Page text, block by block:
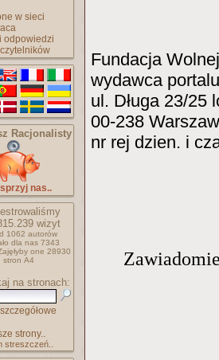
w sieci
odpowiedzi
Racjonalisty
nas..
wizyt
1062 autorów
dla nas 7343
one 28930
stron A4
na stronach:
strony..
streszczeń..
Fundacja
wydawca
ul. Długa 23/25
00-238
nr rej dzien. i